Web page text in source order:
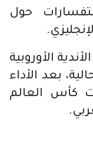
حول
الأوروبية
بعد الأداء
كأس العالم